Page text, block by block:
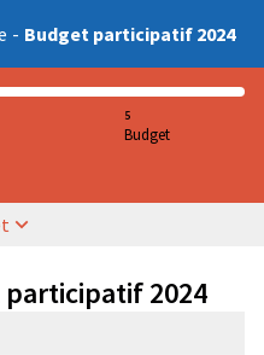
- Budget participatif 2024
5
Budget
2024